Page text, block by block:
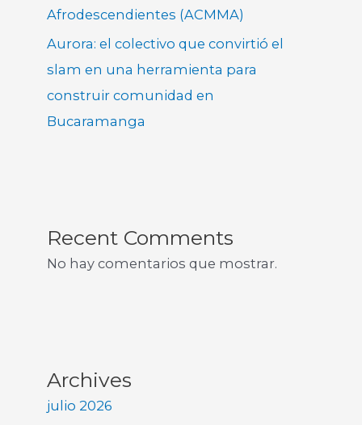
Afrodescendientes (ACMMA)
Aurora: el colectivo que convirtió el
slam en una herramienta para
construir comunidad en
Bucaramanga
Recent Comments
No hay comentarios que mostrar.
Archives
julio 2026